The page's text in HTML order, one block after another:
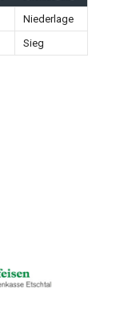
Niederlage
Sieg